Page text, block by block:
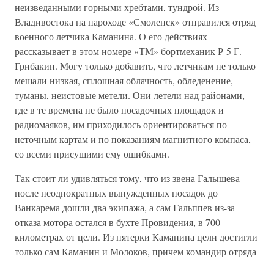
неизведанными горными хребтами, тундрой. Из
Владивостока на пароходе «Смоленск» отправился отряд
военного летчика Каманина. О его действиях
рассказывает в этом номере «ТМ» бортмеханик Р-5 Г.
Грибакин. Могу только добавить, что летчикам не только
мешали низкая, сплошная облачность, обледенение,
туманы, неистовые метели. Они летели над районами,
где в те времена не было посадочных площадок и
радиомаяков, им приходилось ориентироваться по
неточным картам и по показаниям магнитного компаса,
со всеми присущими ему ошибками.
Так стоит ли удивляться тому, что из звена Галышева
после неоднократных вынужденных посадок до
Ванкарема дошли два экипажа, а сам Гальппев из-за
отказа мотора остался в бухте Провидения, в 700
километрах от цели. Из пятерки Каманина цели достигли
только сам Каманин и Молоков, причем командир отряда